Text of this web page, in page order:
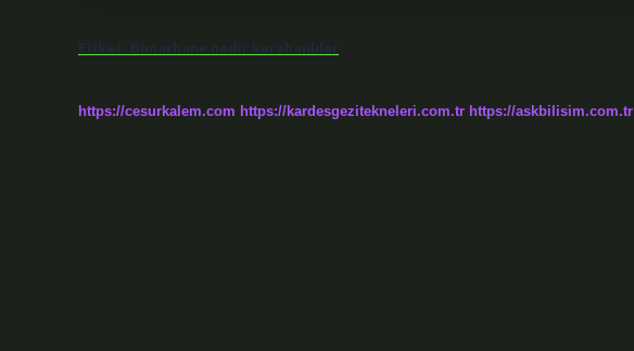
Etiket: Bimarhane nedir karahanlılar
https://cesurkalem.com https://kardesgezitekneleri.com.tr https://askbilisim.com.tr